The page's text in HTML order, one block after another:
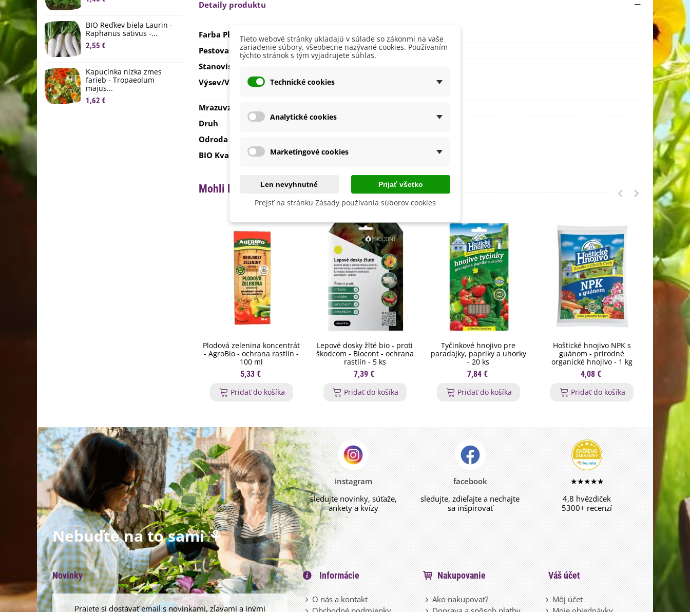
BIO Reďkev biela Laurin -
Raphanus sativus -...
2,55 €
Kapucínka nízka zmes
farieb - Tropaeolum
majus...
1,62 €
Begonia superba -...
Eukalyptus Baby Blue -
Blahovičník - Eukalyptus...
4,08 €
Detaily produktu
Farba Plodu
Zelená
Pestovanie
V exteriéri - vonku
Stanovisko
Výsev/výsadba
Apríl
Mrazuvzdornosť
Druh
Odroda
BIO Kvalita
Nie
Mohli byste ešte potrebovať
Plodová zelenina koncentrát
- AgroBio - ochrana rastlín -
100 ml
5,33 €
Pridať do košíka
Lepové dosky žlté bio - proti
škodcom - Biocont - ochrana
rastlín - 5 ks
7,39 €
Pridať do košíka
Tyčinkové hnojivo pre
paradajky, papriky a uhorky
- 20 ks
7,84 €
Pridať do košíka
Hoštické hnojivo NPK s
guánom - prírodné
organické hnojivo - 1 kg
4,08 €
Pridať do košíka
Tekuté
Nebuďte na to sami ⚘
instagram
sledujte novinky, súťaže,
ankety a kvízy
facebook
sledujte, zdieľajte a nechajte
sa inšpirovať
★★★★★
4,8 hvězdiček
5300+ recenzí
Novinky
Prajete si dostávať email s novinkami, zľavami a inými
Informácie
O nás a kontakt
Nakupovanie
Ako nakupovať?
Váš účet
Môj účet
Tieto webové stránky ukladajú v súlade so zákonmi na vaše
zariadenie súbory, všeobecne nazývané cookies. Používaním
týchto stránok s tým vyjadrujete súhlas.
Technické cookies
Analytické cookies
Marketingové cookies
Len nevyhnutné Prijať všetko
Prejsť na stránku Zásady používania súborov cookies